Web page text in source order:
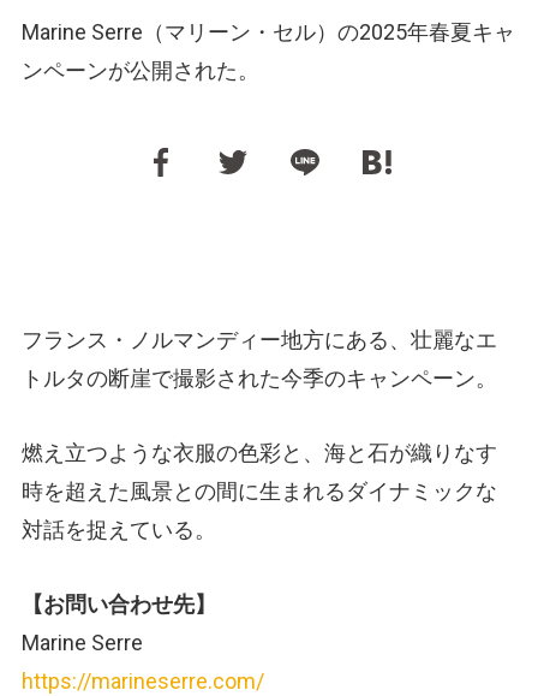
Marine Serre（マリーン・セル）の2025年春夏キャ
ンペーンが公開された。
フランス・ノルマンディー地方にある、壮麗なエ
トルタの断崖で撮影された今季のキャンペーン。
燃え立つような衣服の色彩と、海と石が織りなす
時を超えた風景との間に生まれるダイナミックな
対話を捉えている。
【お問い合わせ先】
Marine Serre
https://marineserre.com/